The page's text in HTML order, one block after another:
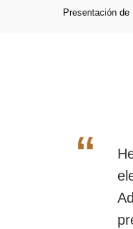
Presentación de